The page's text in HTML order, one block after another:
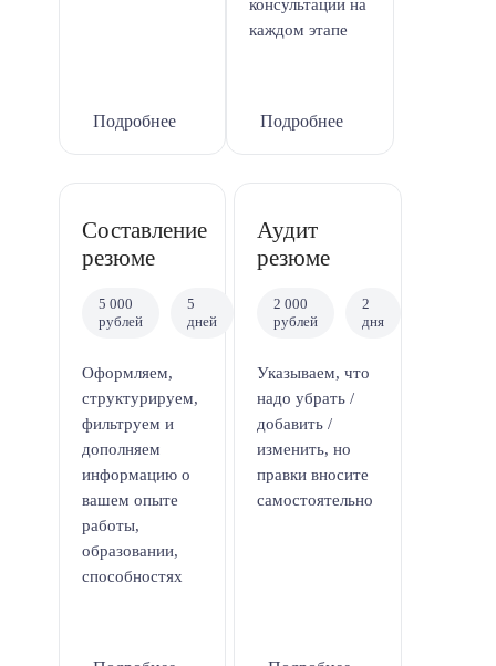
Подробнее
консультации на
каждом этапе
Подробнее
Составление
резюме
5 000
рублей
5
дней
Оформляем,
структурируем,
фильтруем и
дополняем
информацию о
вашем опыте
работы,
образовании,
способностях
Аудит
резюме
2 000
рублей
2
дня
Указываем, что
надо убрать /
добавить /
изменить, но
правки вносите
самостоятельно